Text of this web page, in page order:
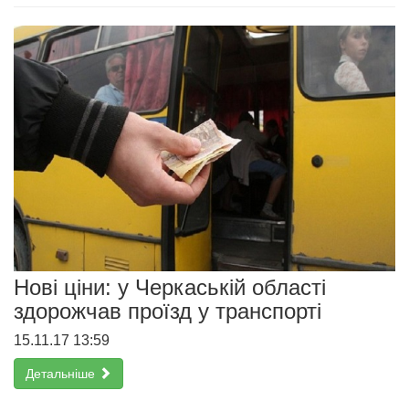
Нові ціни: у Черкаській області
здорожчав проїзд у транспорті
15.11.17 13:59
Детальніше